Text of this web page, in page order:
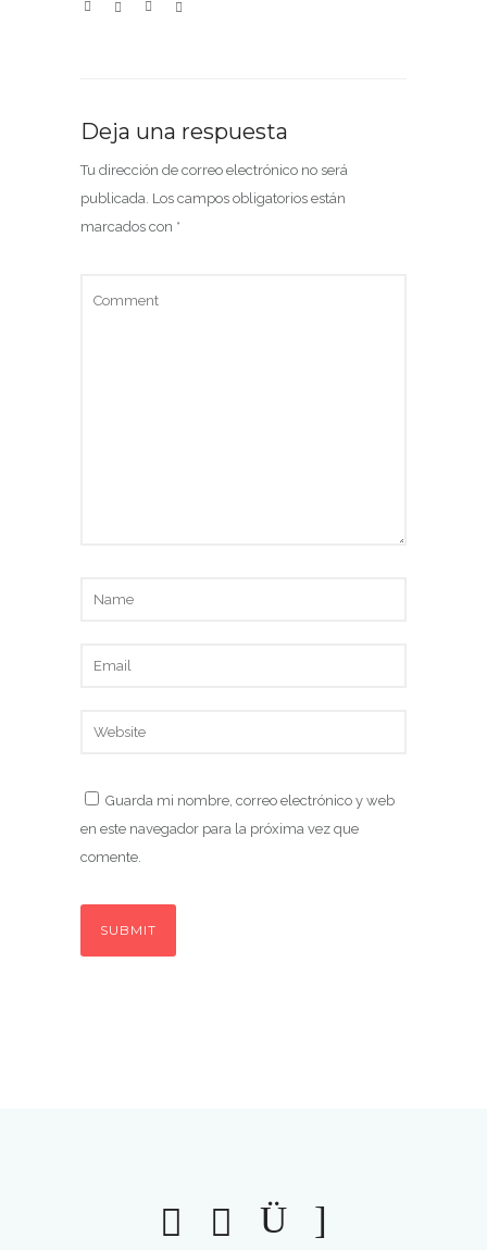
Deja una respuesta
Tu dirección de correo electrónico no será
publicada. Los campos obligatorios están
marcados con *
Guarda mi nombre, correo electrónico y web
en este navegador para la próxima vez que
comente.